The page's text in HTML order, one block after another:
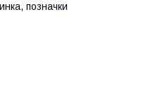
позначки